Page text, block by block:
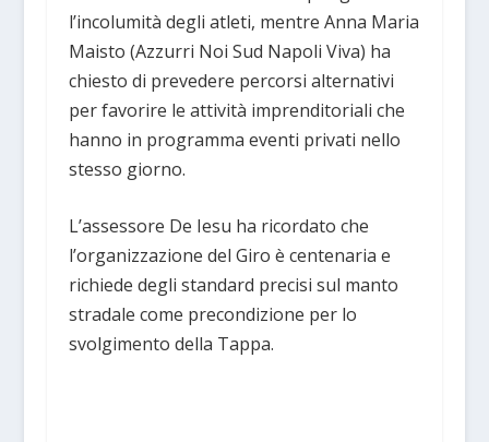
l’incolumità degli atleti, mentre Anna Maria
Maisto (Azzurri Noi Sud Napoli Viva) ha
chiesto di prevedere percorsi alternativi
per favorire le attività imprenditoriali che
hanno in programma eventi privati nello
stesso giorno.
L’assessore De Iesu ha ricordato che
l’organizzazione del Giro è centenaria e
richiede degli standard precisi sul manto
stradale come precondizione per lo
svolgimento della Tappa.